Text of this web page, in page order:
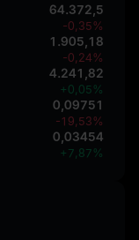
64.372,5
-0,35%
1.905,18
-0,24%
4.241,82
+0,05%
0,09751
-19,53%
0,03454
+7,87%